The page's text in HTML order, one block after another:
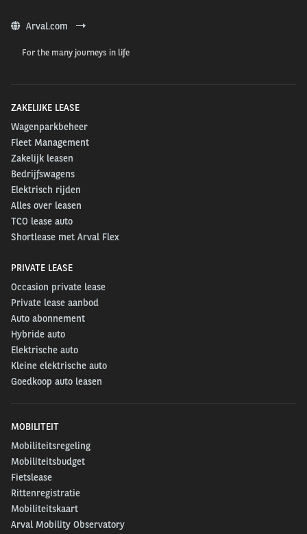
Arval.com
For the many journeys in life
ZAKELIJKE LEASE
Wagenparkbeheer
Fleet Management
Zakelijk leasen
Bedrijfswagens
Elektrisch rijden
Alles over leasen
TCO lease auto
Shortlease met Arval Flex
PRIVATE LEASE
Occasion private lease
Private lease aanbod
Auto abonnement
Hybride auto
Elektrische auto
Kleine elektrische auto
Goedkoop auto leasen
MOBILITEIT
Mobiliteitsregeling
Mobiliteitsbudget
Fietslease
Rittenregistratie
Mobiliteitskaart
Arval Mobility Observatory